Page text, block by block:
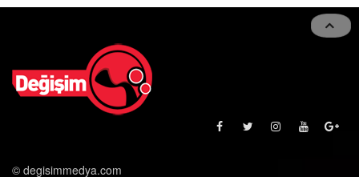
© degisimmedya.com